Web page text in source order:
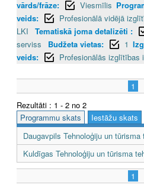
vārds/frāze:
Viesmīlis
veids:
Profesionālā vidējā
LKI
Tematiskā joma detalizēti :
serviss
Budžeta vietas: 1
veids:
Profesionālās izglītības
1
Rezultāti : 1 - 2 no 2
Programmu skats
Iestāžu skats
Daugavpils Tehnoloģiju un tūrisma
Kuldīgas Tehnoloģiju un tūrisma
1